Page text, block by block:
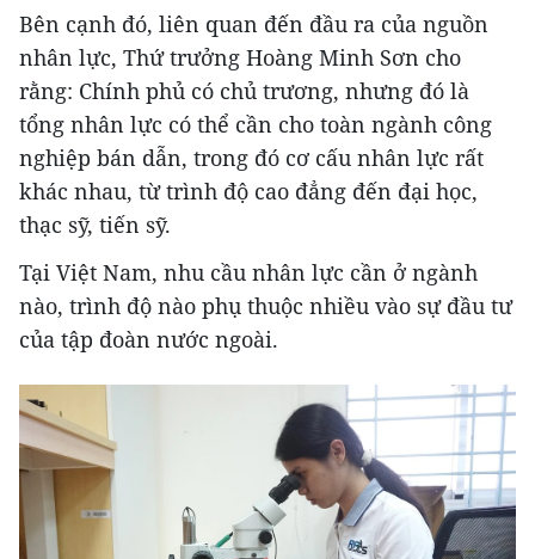
Bên cạnh đó, liên quan đến đầu ra của nguồn
nhân lực, Thứ trưởng Hoàng Minh Sơn cho
rằng: Chính phủ có chủ trương, nhưng đó là
tổng nhân lực có thể cần cho toàn ngành công
nghiệp bán dẫn, trong đó cơ cấu nhân lực rất
khác nhau, từ trình độ cao đẳng đến đại học,
thạc sỹ, tiến sỹ.
Tại Việt Nam, nhu cầu nhân lực cần ở ngành
nào, trình độ nào phụ thuộc nhiều vào sự đầu tư
của tập đoàn nước ngoài.